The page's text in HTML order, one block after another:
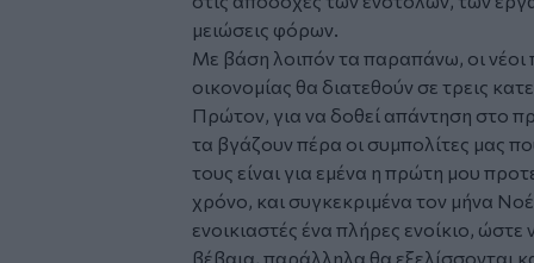
μειώσεις φόρων.
Με βάση λοιπόν τα παραπάνω, οι νέοι
οικονομίας θα διατεθούν σε τρεις
Πρώτον, για να δοθεί απάντηση στο
τα βγάζουν πέρα οι συμπολίτες μας
τους είναι για εμένα η πρώτη μου
χρόνο, και συγκεκριμένα τον μήνα
ενοικιαστές ένα πλήρες ενοίκιο,
βέβαια, παράλληλα θα εξελίσσονται